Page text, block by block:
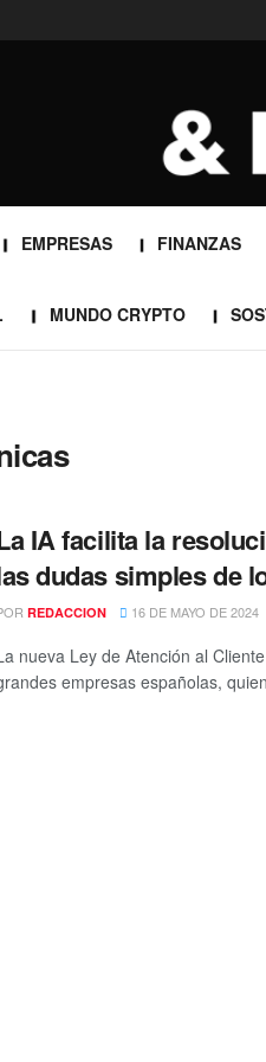
EMPRESAS FINANZAS
MUNDO CRYPTO
IA facilita la
dudas simples de
REDACCION 16 DE MAYO DE 2024
nueva Ley de Atención al
empresas españolas,